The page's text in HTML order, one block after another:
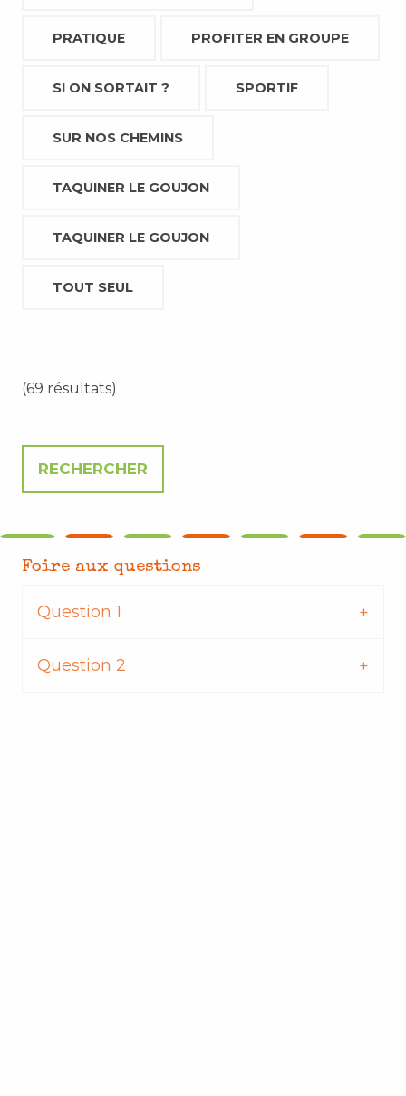
PRATIQUE PROFITER EN GROUPE
SI ON SORTAIT ? SPORTIF
SUR NOS CHEMINS
TAQUINER LE GOUJON
TAQUINER LE GOUJON
TOUT SEUL
(69 résultats)
Foire aux questions
Question 1
Question 2